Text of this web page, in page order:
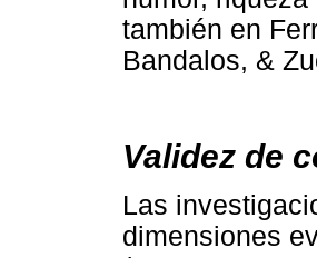
también en
Bandalos, &
Validez de
Las
dimensiones